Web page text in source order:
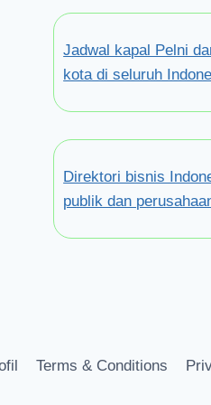
Jadwal kapal Pelni
kota di seluruh
Direktori bisnis
publik dan
Terms & Conditions